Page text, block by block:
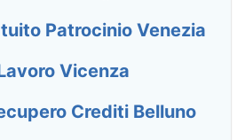
Patrocinio Venezia
Vicenza
Crediti Belluno